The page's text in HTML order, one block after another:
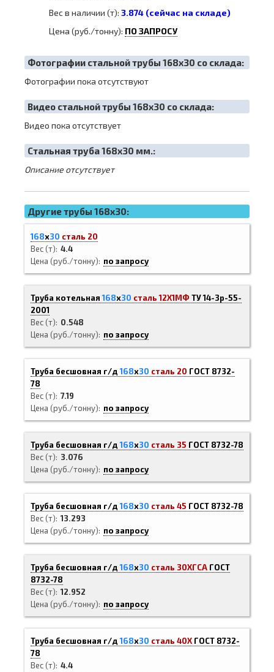
Вес в наличии (т): 3.874 (сейчас на складе)
Цена (руб./тонну): ПО ЗАПРОСУ
Фотографии стальной трубы 168х30 со склада:
Фотографии пока отсутствуют
Видео стальной трубы 168х30 со склада:
Видео пока отсутствует
Cтальная труба 168х30 мм.:
Описание отсутствует
Другие трубы 168x30:
168х30 сталь 20
Вес (т) 4.4
Цена (руб./тонну)
по запросу
Труба котельная168х30 сталь 12Х1МФ ТУ 14-3р-55-
2001
Вес (т)
0.548
Цена (руб./тонну)
по запросу
Труба бесшовная г/д168х30 сталь 20 ГОСТ 8732-
78
Вес (т) 7.19
Цена (руб./тонну)
по запросу
Труба бесшовная г/д168х30 сталь 35 ГОСТ 8732-78
Вес (т)
3.076
Цена (руб./тонну)
по запросу
Труба бесшовная г/д168х30 сталь 45 ГОСТ 8732-78
Вес (т) 13.293
Цена (руб./тонну)
по запросу
Труба бесшовная г/д168х30 сталь 30ХГСА ГОСТ
8732-78
Вес (т) 12.952
Цена (руб./тонну)
по запросу
Труба бесшовная г/д168х30 сталь 40Х ГОСТ 8732-
78
Вес (т) 4.4